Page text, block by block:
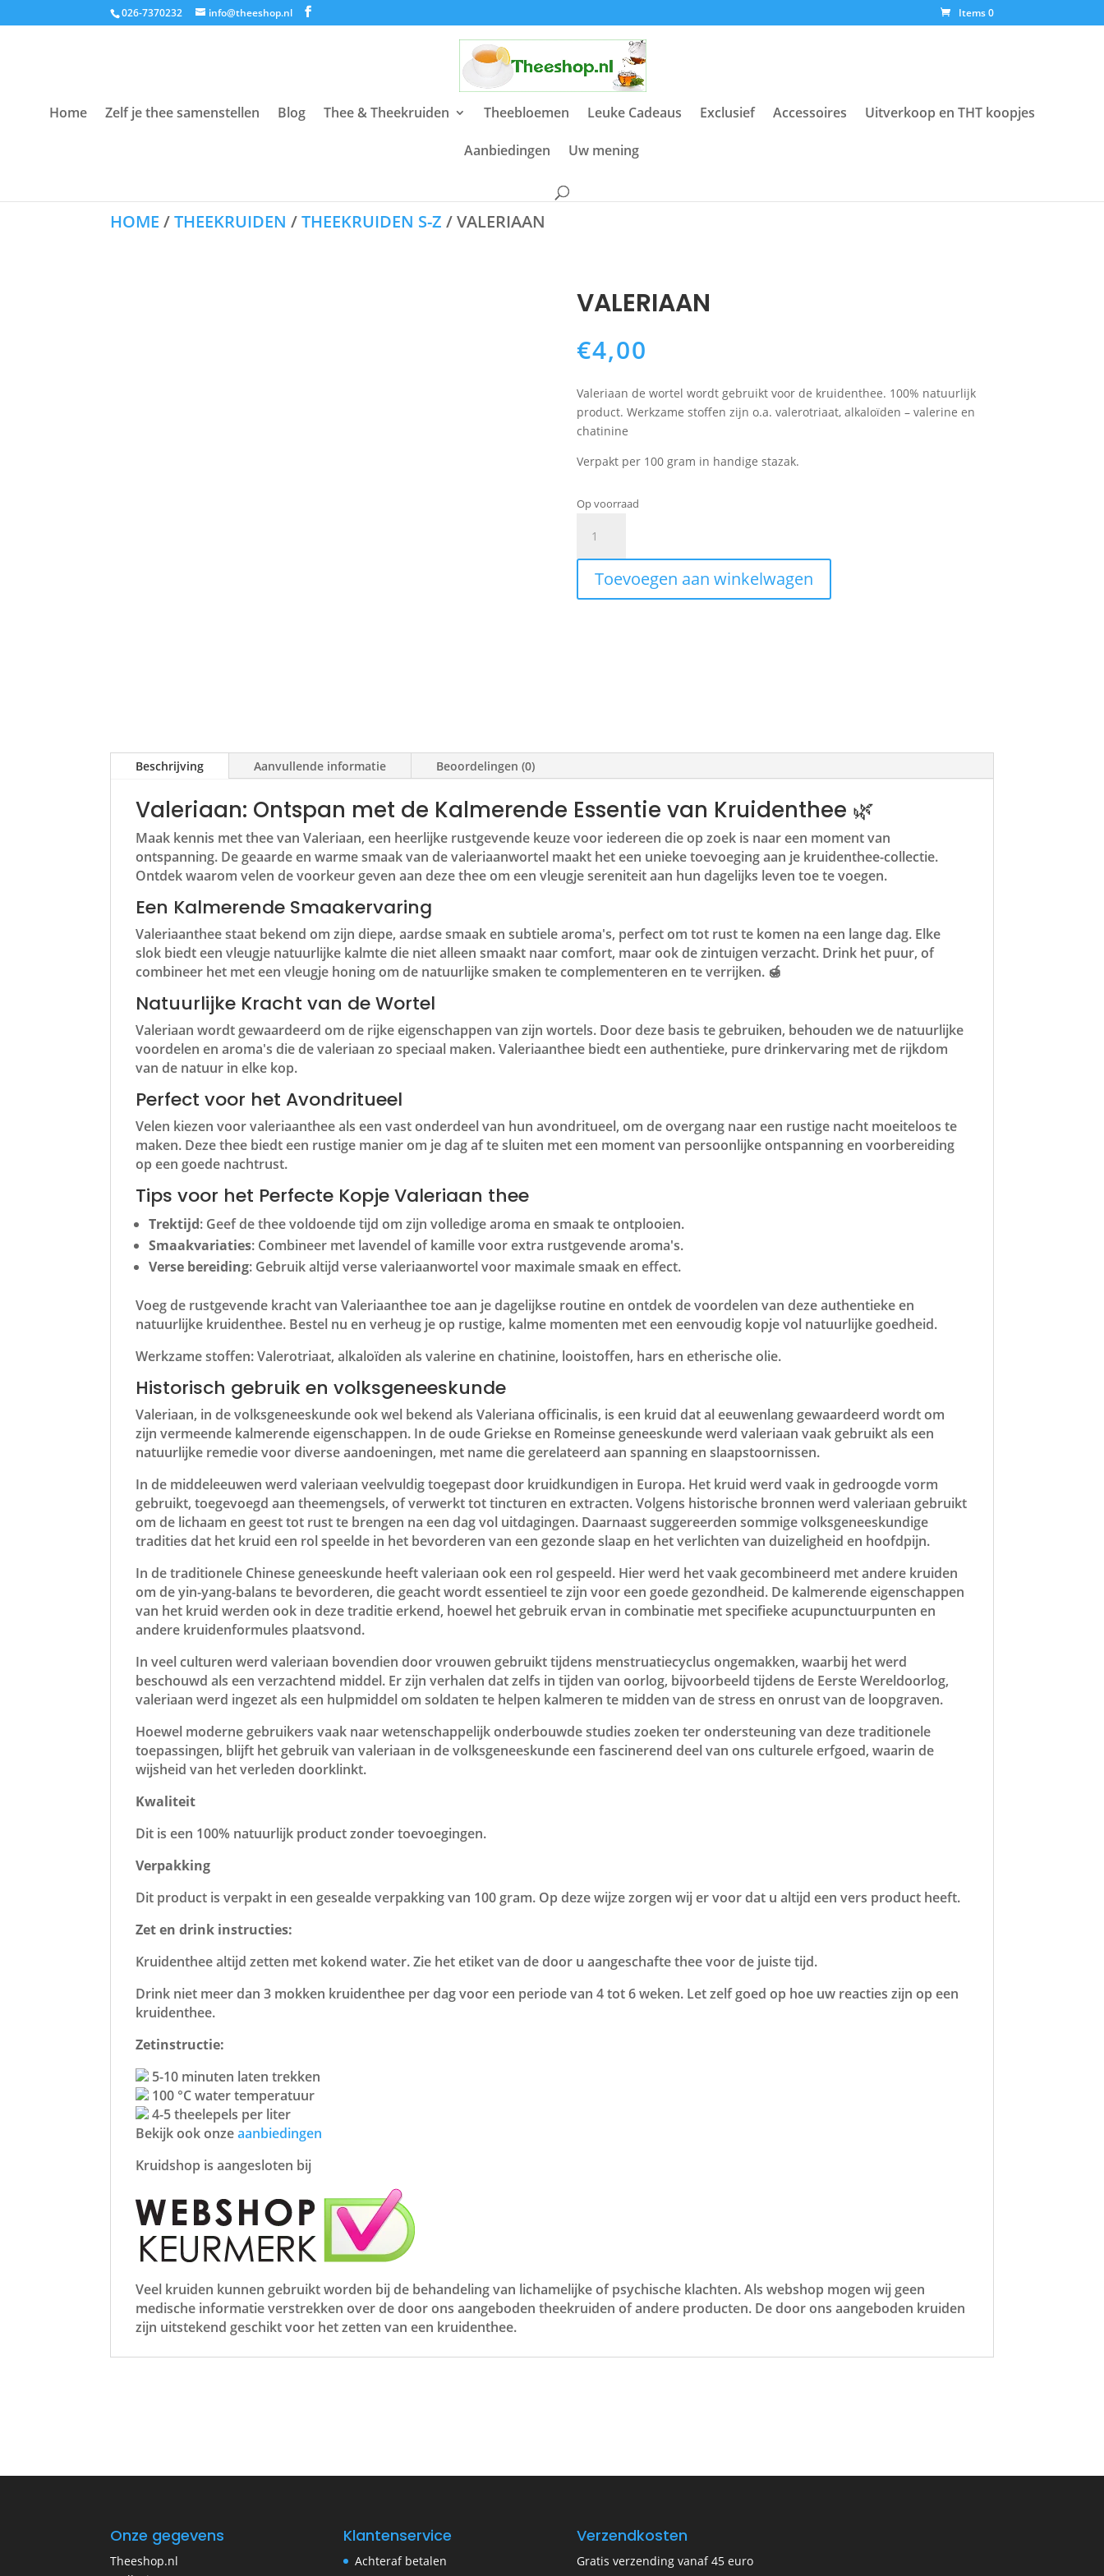
026-7370232 info@theeshop.nl Items 0
Home Zelf je thee samenstellen Blog Thee & Theekruiden Theebloemen Leuke Cadeaus Exclusief Accessoires Uitverkoop en THT koopjes
Aanbiedingen Uw mening
HOME /THEEKRUIDEN /THEEKRUIDEN S-Z / VALERIAAN
VALERIAAN
€4,00
Valeriaan de wortel wordt gebruikt voor de kruidenthee. 100% natuurlijk
product. Werkzame stoffen zijn o.a. valerotriaat, alkaloïden – valerine en
chatinine
Verpakt per 100 gram in handige stazak.
Op voorraad
aantal
Toevoegen aan winkelwagen
Beschrijving Aanvullende informatie Beoordelingen (0)
Valeriaan: Ontspan met de Kalmerende Essentie van Kruidenthee 🌿
Maak kennis met thee van Valeriaan, een heerlijke rustgevende keuze voor iedereen die op zoek is naar een moment van
ontspanning. De geaarde en warme smaak van de valeriaanwortel maakt het een unieke toevoeging aan je kruidenthee-collectie.
Ontdek waarom velen de voorkeur geven aan deze thee om een vleugje sereniteit aan hun dagelijks leven toe te voegen.
Een Kalmerende Smaakervaring
Valeriaanthee staat bekend om zijn diepe, aardse smaak en subtiele aroma's, perfect om tot rust te komen na een lange dag. Elke
slok biedt een vleugje natuurlijke kalmte die niet alleen smaakt naar comfort, maar ook de zintuigen verzacht. Drink het puur, of
combineer het met een vleugje honing om de natuurlijke smaken te complementeren en te verrijken. 🍯
Natuurlijke Kracht van de Wortel
Valeriaan wordt gewaardeerd om de rijke eigenschappen van zijn wortels. Door deze basis te gebruiken, behouden we de natuurlijke
voordelen en aroma's die de valeriaan zo speciaal maken. Valeriaanthee biedt een authentieke, pure drinkervaring met de rijkdom
van de natuur in elke kop.
Perfect voor het Avondritueel
Velen kiezen voor valeriaanthee als een vast onderdeel van hun avondritueel, om de overgang naar een rustige nacht moeiteloos te
maken. Deze thee biedt een rustige manier om je dag af te sluiten met een moment van persoonlijke ontspanning en voorbereiding
op een goede nachtrust.
Tips voor het Perfecte Kopje Valeriaan thee
Trektijd: Geef de thee voldoende tijd om zijn volledige aroma en smaak te ontplooien.
Smaakvariaties: Combineer met lavendel of kamille voor extra rustgevende aroma's.
Verse bereiding: Gebruik altijd verse valeriaanwortel voor maximale smaak en effect.
Voeg de rustgevende kracht van Valeriaanthee toe aan je dagelijkse routine en ontdek de voordelen van deze authentieke en
natuurlijke kruidenthee. Bestel nu en verheug je op rustige, kalme momenten met een eenvoudig kopje vol natuurlijke goedheid.
Werkzame stoffen: Valerotriaat, alkaloïden als valerine en chatinine, looistoffen, hars en etherische olie.
Historisch gebruik en volksgeneeskunde
Valeriaan, in de volksgeneeskunde ook wel bekend als Valeriana officinalis, is een kruid dat al eeuwenlang gewaardeerd wordt om
zijn vermeende kalmerende eigenschappen. In de oude Griekse en Romeinse geneeskunde werd valeriaan vaak gebruikt als een
natuurlijke remedie voor diverse aandoeningen, met name die gerelateerd aan spanning en slaapstoornissen.
In de middeleeuwen werd valeriaan veelvuldig toegepast door kruidkundigen in Europa. Het kruid werd vaak in gedroogde vorm
gebruikt, toegevoegd aan theemengsels, of verwerkt tot tincturen en extracten. Volgens historische bronnen werd valeriaan gebruikt
om de lichaam en geest tot rust te brengen na een dag vol uitdagingen. Daarnaast suggereerden sommige volksgeneeskundige
tradities dat het kruid een rol speelde in het bevorderen van een gezonde slaap en het verlichten van duizeligheid en hoofdpijn.
In de traditionele Chinese geneeskunde heeft valeriaan ook een rol gespeeld. Hier werd het vaak gecombineerd met andere kruiden
om de yin-yang-balans te bevorderen, die geacht wordt essentieel te zijn voor een goede gezondheid. De kalmerende eigenschappen
van het kruid werden ook in deze traditie erkend, hoewel het gebruik ervan in combinatie met specifieke acupunctuurpunten en
andere kruidenformules plaatsvond.
In veel culturen werd valeriaan bovendien door vrouwen gebruikt tijdens menstruatiecyclus ongemakken, waarbij het werd
beschouwd als een verzachtend middel. Er zijn verhalen dat zelfs in tijden van oorlog, bijvoorbeeld tijdens de Eerste Wereldoorlog,
valeriaan werd ingezet als een hulpmiddel om soldaten te helpen kalmeren te midden van de stress en onrust van de loopgraven.
Hoewel moderne gebruikers vaak naar wetenschappelijk onderbouwde studies zoeken ter ondersteuning van deze traditionele
toepassingen, blijft het gebruik van valeriaan in de volksgeneeskunde een fascinerend deel van ons culturele erfgoed, waarin de
wijsheid van het verleden doorklinkt.
Kwaliteit
Dit is een 100% natuurlijk product zonder toevoegingen.
Verpakking
Dit product is verpakt in een gesealde verpakking van 100 gram. Op deze wijze zorgen wij er voor dat u altijd een vers product heeft.
Zet en drink instructies:
Kruidenthee altijd zetten met kokend water. Zie het etiket van de door u aangeschafte thee voor de juiste tijd.
Drink niet meer dan 3 mokken kruidenthee per dag voor een periode van 4 tot 6 weken. Let zelf goed op hoe uw reacties zijn op een
kruidenthee.
Zetinstructie:
5-10 minuten laten trekken
100 °C water temperatuur
4-5 theelepels per liter
Bekijk ook onzeaanbiedingen
Kruidshop is aangesloten bij
Veel kruiden kunnen gebruikt worden bij de behandeling van lichamelijke of psychische klachten. Als webshop mogen wij geen
medische informatie verstrekken over de door ons aangeboden theekruiden of andere producten. De door ons aangeboden kruiden
zijn uitstekend geschikt voor het zetten van een kruidenthee.
Onze gegevens
Theeshop.nl
Klantenservice
Achteraf betalen
Verzendkosten
Gratis verzending vanaf 45 euro